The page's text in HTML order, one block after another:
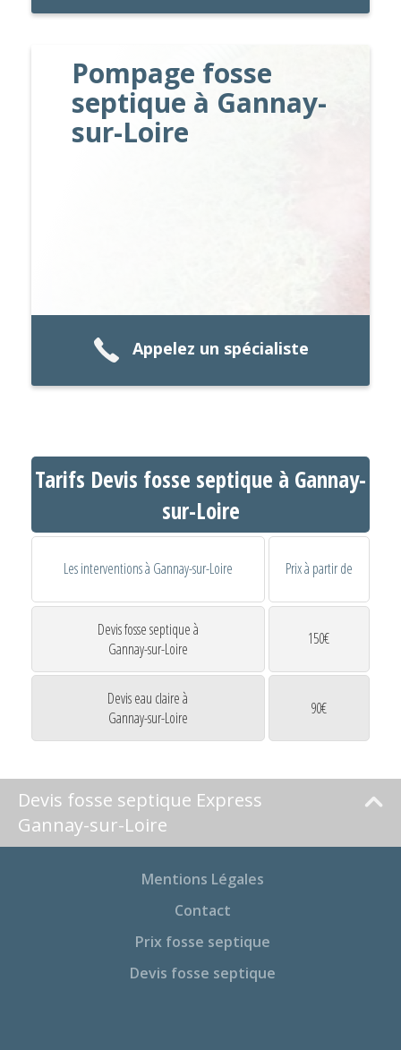
Pompage fosse
septique à Gannay-
sur-Loire
Appelez un spécialiste
Tarifs Devis fosse septique à Gannay-
sur-Loire
Les interventions à Gannay-sur-Loire Prix à partir de
Devis fosse septique à
Gannay-sur-Loire
150€
Devis eau claire à
Gannay-sur-Loire
90€
Devis fosse septique Express
Gannay-sur-Loire
Mentions Légales
Contact
Prix fosse septique
Devis fosse septique